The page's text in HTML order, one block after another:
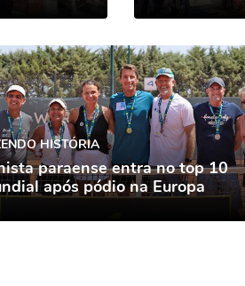
HISTÓRIA
paraense entra no top 10
após pódio na Europa